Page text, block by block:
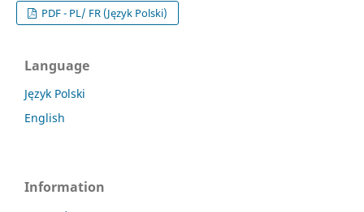
PDF - PL/ FR (Język Polski)
Language
Język Polski
English
Information